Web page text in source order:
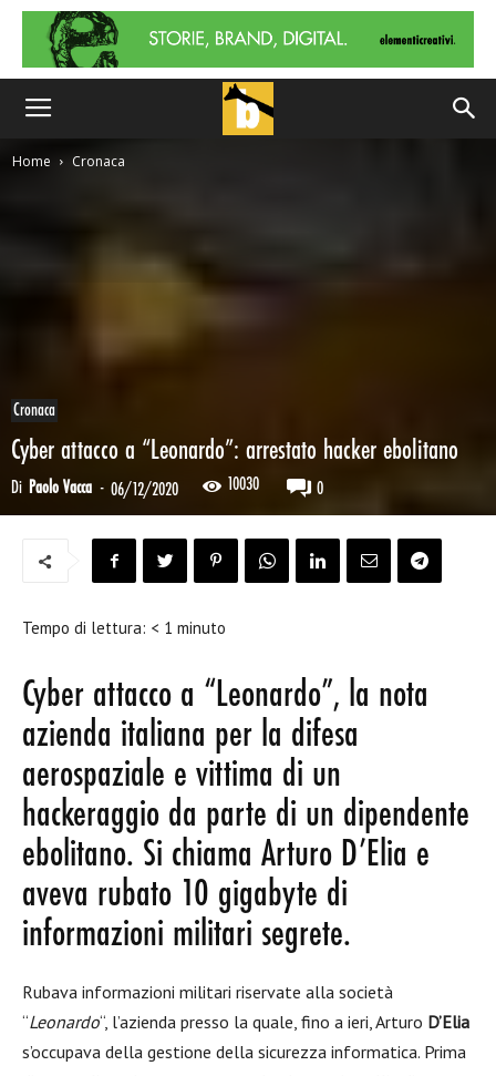
Home Cronaca
Cronaca
Cyber attacco a “Leonardo”: arrestato hacker ebolitano
Di Paolo Vacca - 06/12/2020 10030 0
Tempo di lettura: < 1 minuto
Cyber attacco a “Leonardo”, la nota
azienda italiana per la difesa
aerospaziale e vittima di un
hackeraggio da parte di un dipendente
ebolitano. Si chiama Arturo D’Elia e
aveva rubato 10 gigabyte di
informazioni militari segrete.
Rubava informazioni militari riservate alla società
“Leonardo“, l’azienda presso la quale, fino a ieri, Arturo D’Elia
s’occupava della gestione della sicurezza informatica. Prima